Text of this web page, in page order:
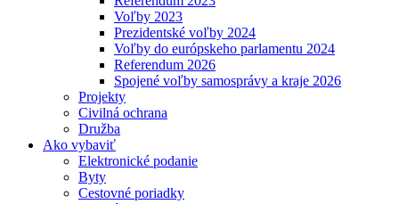
Voľby 2023
Prezidentské voľby 2024
Voľby do európskeho parlamentu 2024
Referendum 2026
Spojené voľby samosprávy a kraje 2026
Projekty
Civilná ochrana
Družba
Ako vybaviť
Elektronické podanie
Byty
Cestovné poriadky